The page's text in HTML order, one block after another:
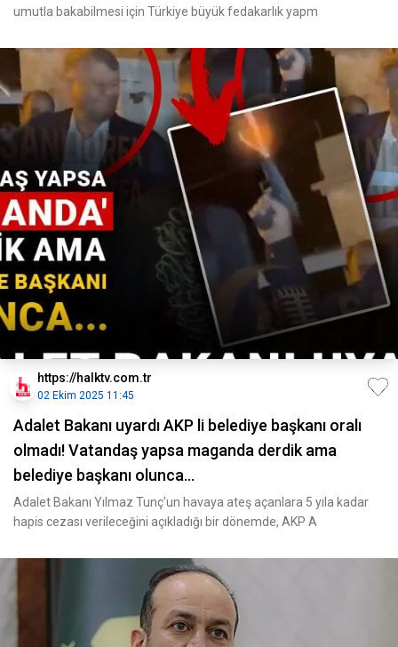
umutla bakabilmesi için Türkiye büyük fedakarlık yapm
https://halktv.com.tr
02 Ekim 2025 11:45
Adalet Bakanı uyardı AKP li belediye başkanı oralı
olmadı! Vatandaş yapsa maganda derdik ama
belediye başkanı olunca...
Adalet Bakanı Yılmaz Tunç'un havaya ateş açanlara 5 yıla kadar
hapis cezası verileceğini açıkladığı bir dönemde, AKP A